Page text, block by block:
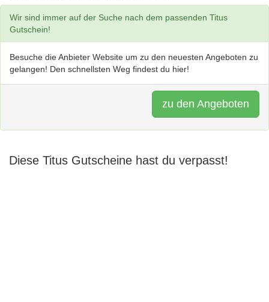
Wir sind immer auf der Suche nach dem passenden Titus
Gutschein!
Besuche die Anbieter Website um zu den neuesten Angeboten zu
gelangen! Den schnellsten Weg findest du hier!
zu den Angeboten
Diese Titus Gutscheine hast du verpasst!